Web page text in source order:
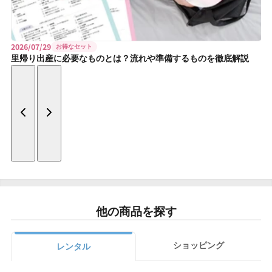
2026/07/29 お得なセット
里帰り出産に必要なものとは？流れや準備するものを徹底解説
他の商品を探す
レンタル ショッピング